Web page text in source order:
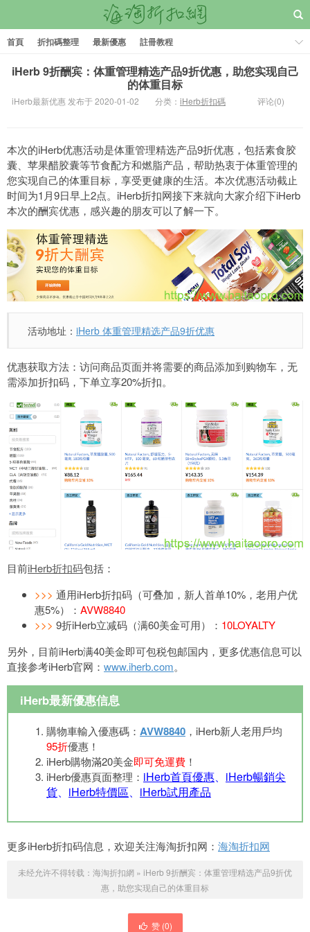
首頁 折扣碼整理 最新優惠 註冊教程
iHerb 9折酬宾：体重管理精选产品9折优惠，助您实现自己
的体重目标
iHerb最新优惠 发布于 2020-01-02 分类： iHerb折扣碼 评论(0)
本次的iHerb优惠活动是体重管理精选产品9折优惠，包括素食胶
囊、苹果醋胶囊等节食配方和燃脂产品，帮助热衷于体重管理的
您实现自己的体重目标，享受更健康的生活。本次优惠活动截止
时间为1月9日早上2点。iHerb折扣网接下来就向大家介绍下iHerb
本次的酬宾优惠，感兴趣的朋友可以了解一下。
活动地址： iHerb 体重管理精选产品9折优惠
优惠获取方法：访问商品页面并将需要的商品添加到购物车，无
需添加折扣码，下单立享20%折扣。
目前iHerb折扣码包括：
>>> 通用iHerb折扣码（可叠加，新人首单10%，老用户优
惠5%）： AVW8840
>>> 9折iHerb立减码（满60美金可用）： 10LOYALTY
另外，目前iHerb满40美金即可包税包邮国内，更多优惠信息可以
直接参考iHerb官网： www.iherb.com。
iHerb最新優惠信息
購物車輸入優惠碼： AVW8840 ，iHerb新人老用戶均
95折優惠！
iHerb購物滿20美金即可免運費 ！
iHerb優惠頁面整理： iHerb首頁優惠、 iHerb暢銷尖
貨、 iHerb特價區、 iHerb試用產品
更多iHerb折扣码信息，欢迎关注海淘折扣网： 海淘折扣网
未经允许不得转载： 海淘折扣網 » iHerb 9折酬宾：体重管理精选产品9折优
惠，助您实现自己的体重目标
赞 (0)